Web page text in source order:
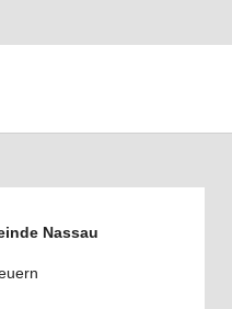
Nassau